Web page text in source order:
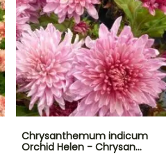
Chrysanthemum indicum
Orchid Helen - Chrysan…